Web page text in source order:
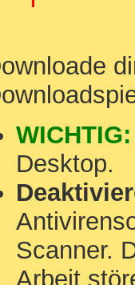
WICHTIG:
Desktop.
Scanner.
Arbeit